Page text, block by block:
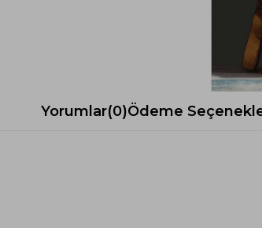
Ev Tekstili
Yorumlar(0)Ödeme